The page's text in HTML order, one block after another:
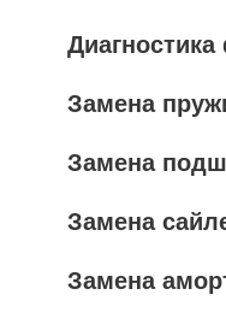
Замена
Замена
Замена
Замена